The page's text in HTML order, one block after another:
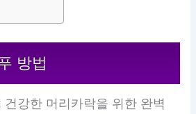
방법
강한 머리카락을 위한 완벽